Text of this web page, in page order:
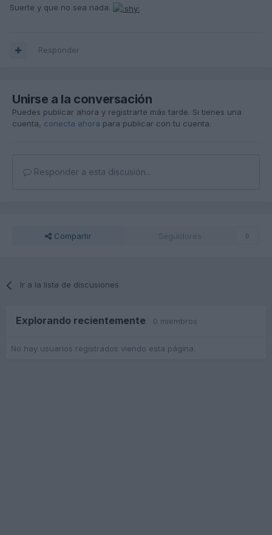
Suerte y que no sea nada.
Responder
Unirse a la conversación
Puedes publicar ahora y registrarte más tarde. Si tienes una
cuenta, conecta ahora para publicar con tu cuenta.
Responder a esta discusión...
Compartir Seguidores 0
Ir a la lista de discusiones
Explorando recientemente 0 miembros
No hay usuarios registrados viendo esta página.